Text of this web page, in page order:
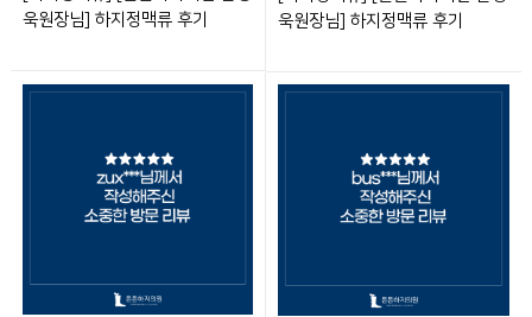
욱원장님] 하지정맥류 후기
욱원장님] 하지정맥류 후기